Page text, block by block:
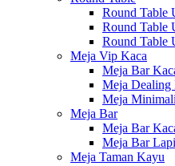
Round Table
Round Table
Round Table
Meja Vip Kaca
Meja Bar
Meja Dealing
Meja
Meja Bar
Meja Bar
Meja Bar
Meja Taman Kayu